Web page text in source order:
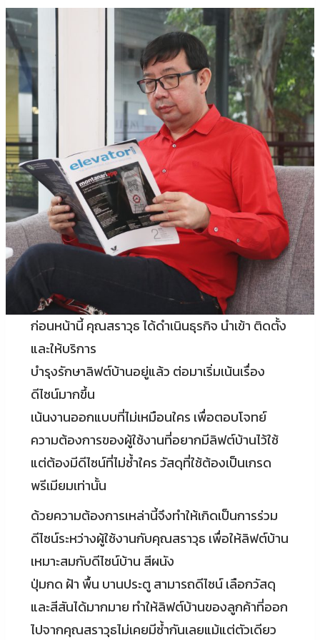
ก่อนหน้านี้ คุณสราวุธ ได้ดำเนินธุรกิจ นำเข้า ติดตั้ง
และให้บริการ
บำรุงรักษาลิฟต์บ้านอยู่แล้ว ต่อมาเริ่มเน้นเรื่อง
ดีไซน์มากขึ้น
เน้นงานออกแบบที่ไม่เหมือนใคร เพื่อตอบโจทย์
ความต้องการของผู้ใช้งานที่อยากมีลิฟต์บ้านไว้ใช้
แต่ต้องมีดีไซน์ที่ไม่ซ้ำใคร วัสดุที่ใช้ต้องเป็นเกรด
พรีเมียมเท่านั้น
ด้วยความต้องการเหล่านี้จึงทำให้เกิดเป็นการร่วม
ดีไซน์ระหว่างผู้ใช้งานกับคุณสราวุธ เพื่อให้ลิฟต์บ้าน
เหมาะสมกับดีไซน์บ้าน สีผนัง
ปุ่มกด ฝ้า พื้น บานประตู สามารถดีไซน์ เลือกวัสดุ
และสีสันได้มากมาย ทำให้ลิฟต์บ้านของลูกค้าที่ออก
ไปจากคุณสราวุธไม่เคยมีซ้ำกันเลยแม้แต่ตัวเดียว